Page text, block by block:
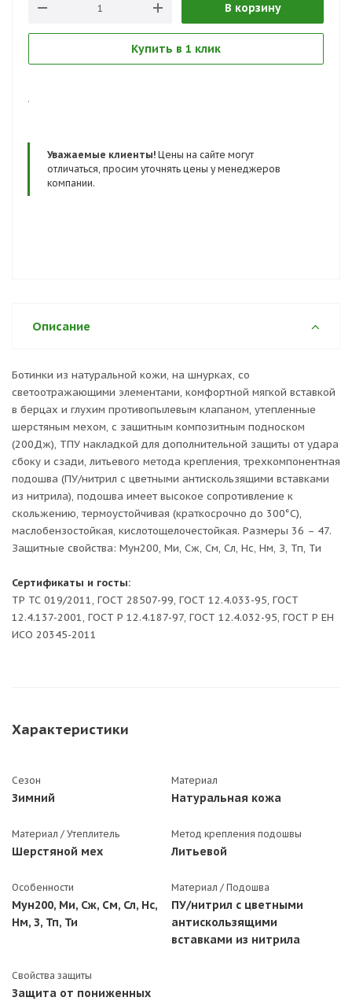
Сертификаты и госты:
12.4.137-2001, ГОСТ Р 12.4.187-97, ГОСТ 12.4.032-95, ГОСТ
Р ЕН ИСО 20345-2011
В корзину
Купить в 1 клик
.
Уважаемые клиенты! Цены на сайте могут
отличаться, просим уточнять цены у менеджеров
компании.
Описание
Ботинки из натуральной кожи, на шнурках, со
светоотражающими элементами, комфортной мягкой вставкой
в берцах и глухим противопылевым клапаном, утепленные
шерстяным мехом, с защитным композитным подноском
(200Дж), ТПУ накладкой для дополнительной защиты от удара
сбоку и сзади, литьевого метода крепления, трехкомпонентная
подошва (ПУ/нитрил с цветными антискользящими вставками
из нитрила), подошва имеет высокое сопротивление к
скольжению, термоустойчивая (краткосрочно до 300°С),
маслобензостойкая, кислотощелочестойкая. Размеры 36 – 47.
Защитные свойства: Мун200, Ми, Сж, См, Сл, Нс, Нм, З, Тп, Ти
Сертификаты и госты:
ТР ТС 019/2011, ГОСТ 28507-99, ГОСТ 12.4.033-95, ГОСТ
12.4.137-2001, ГОСТ Р 12.4.187-97, ГОСТ 12.4.032-95, ГОСТ Р ЕН
ИСО 20345-2011
Характеристики
Сезон
Зимний
Материал
Натуральная кожа
Материал / Утеплитель
Шерстяной мех
Метод крепления подошвы
Литьевой
Особенности
Мун200, Ми, Сж, См, Сл, Нс,
Нм, З, Тп, Ти
Материал / Подошва
ПУ/нитрил с цветными
антискользящими
вставками из нитрила
Свойства защиты
Защита от пониженных